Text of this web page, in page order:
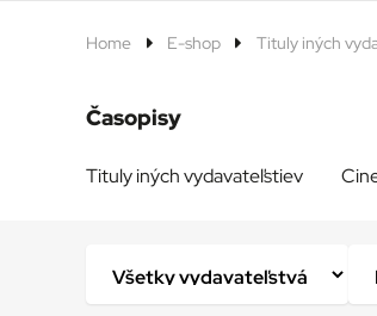
Home E-shop Tituly iných
Časopisy
Tituly iných vydavateľstiev